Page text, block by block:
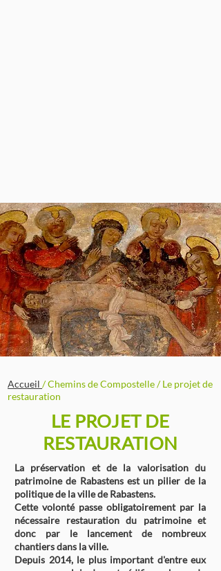
Accueil / Chemins de Compostelle / Le projet de
restauration
LE PROJET DE
RESTAURATION
La préservation et de la valorisation du
patrimoine de Rabastens est un pilier de la
politique de la ville de Rabastens.
Cette volonté passe obligatoirement par la
nécessaire restauration du patrimoine et
donc par le lancement de nombreux
chantiers dans la ville.
Depuis 2014, le plus important d'entre eux